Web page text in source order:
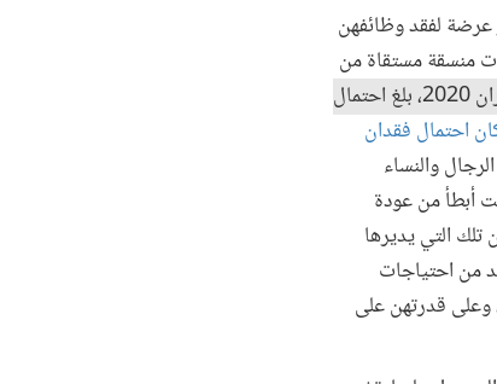
عرضة لفقد وظائفهن
منسقة مستقاة من
في المدة بين أبريل/نيسان ويونيو/حزيران 2020، بلغ احتمال
احتمال فقدان
والنساء
أبطأ من عودة
تلك التي يديرها
من احتياجات
وعلى قدرتهن على